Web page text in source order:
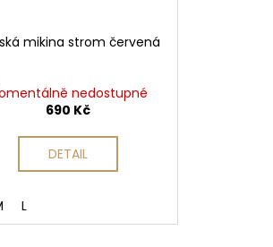
mikina strom červená
nedostupné
690 Kč
DETAIL
L